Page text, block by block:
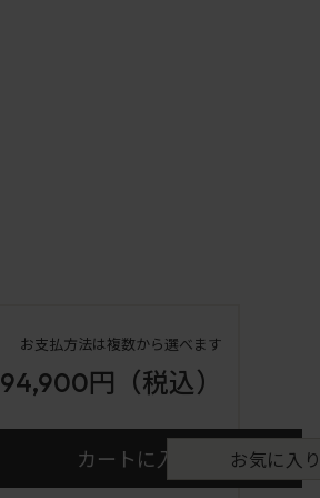
お支払方法は複数から選べます
94,900円 （税込）
カートに入れる お気に入